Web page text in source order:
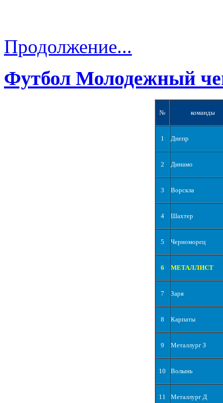
Продолжение...
Футбол Молодежный
№ команды
1 Днепр
2 Динамо
3 Ворскла
4 Шахтер
5 Черноморец
6 МЕТАЛЛИСТ
7 Заря
8 Карпаты
9 Металлург З
10 Волынь
11 Металлург Д